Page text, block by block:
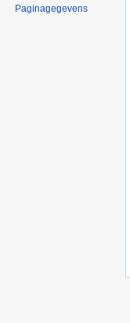
Paginagegevens